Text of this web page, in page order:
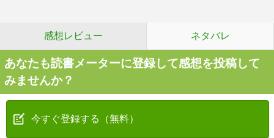
感想レビュー ネタバレ
あなたも読書メーターに登録して感想を投稿して
みませんか？
今すぐ登録する（無料）